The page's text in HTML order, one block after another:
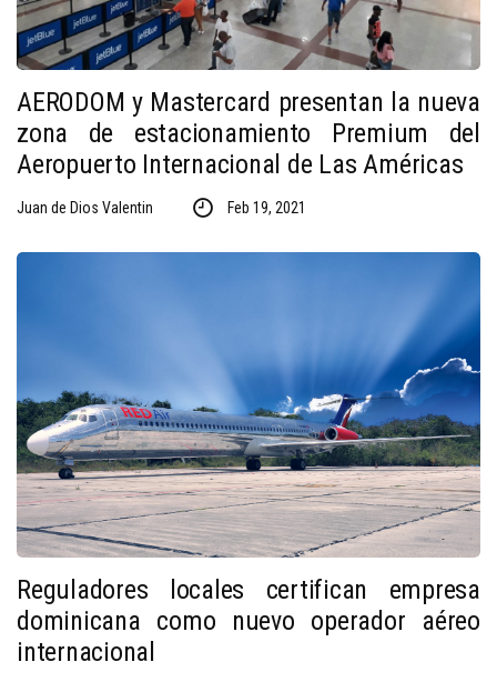
AERODOM y Mastercard presentan la nueva
zona de estacionamiento Premium del
Aeropuerto Internacional de Las Américas
Juan de Dios Valentin Feb 19, 2021
Reguladores locales certifican empresa
dominicana como nuevo operador aéreo
internacional